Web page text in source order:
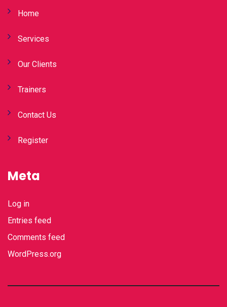
Home
Services
Our Clients
Trainers
Contact Us
Register
Meta
Log in
Entries feed
Comments feed
WordPress.org